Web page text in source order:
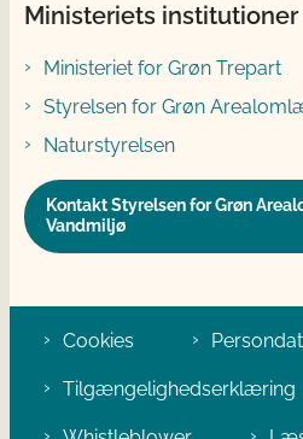
Ministeriets institutioner
Ministeriet for Grøn Trepart
Styrelsen for Grøn
Naturstyrelsen
Kontakt Styrelsen for Grøn
Vandmiljø
Cookies
Tilgængelighedserklæring